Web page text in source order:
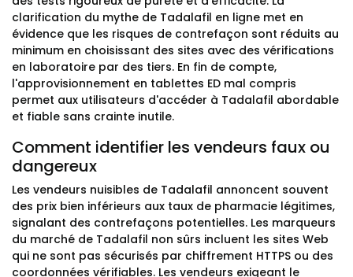
clarification du mythe de Tadalafil en ligne met en
évidence que les risques de contrefaçon sont réduits au
minimum en choisissant des sites avec des vérifications
en laboratoire par des tiers. En fin de compte,
l'approvisionnement en tablettes ED mal compris
permet aux utilisateurs d'accéder à Tadalafil abordable
et fiable sans crainte inutile.
Comment identifier les vendeurs faux ou
dangereux
Les vendeurs nuisibles de Tadalafil annoncent souvent
des prix bien inférieurs aux taux de pharmacie légitimes,
signalant des contrefaçons potentielles. Les marqueurs
du marché de Tadalafil non sûrs incluent les sites Web
qui ne sont pas sécurisés par chiffrement HTTPS ou des
coordonnées vérifiables. Les vendeurs exigeant le